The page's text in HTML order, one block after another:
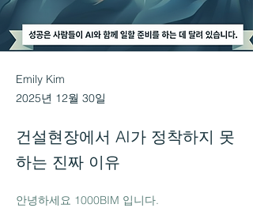
Emily Kim
2025년 12월 30일
건설현장에서 AI가 정착하지 못
하는 진짜 이유
안녕하세요 1000BIM 입니다.